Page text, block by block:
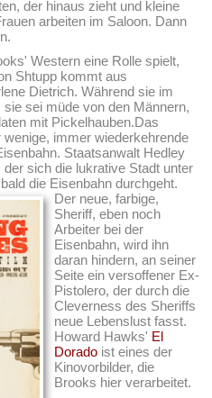
der hinaus zieht und kleine
arbeiten im Saloon. Dann
Western eine Rolle spielt,
Shtupp kommt aus
Dietrich. Während sie im
sei müde von den Männern,
mit Pickelhauben.Das
immer wiederkehrende
Staatsanwalt Hedley
sich die lukrative Stadt unter
die Eisenbahn durchgeht.
Der neue, farbige,
Sheriff, eben noch
Arbeiter bei der
Eisenbahn, wird ihn
daran hindern, an seiner
Seite ein versoffener Ex-
Pistolero, der durch die
Cleverness des Sheriffs
neue Lebenslust fasst.
Howard Hawks' El
Dorado ist eines der
Kinovorbilder, die
Brooks hier verarbeitet.